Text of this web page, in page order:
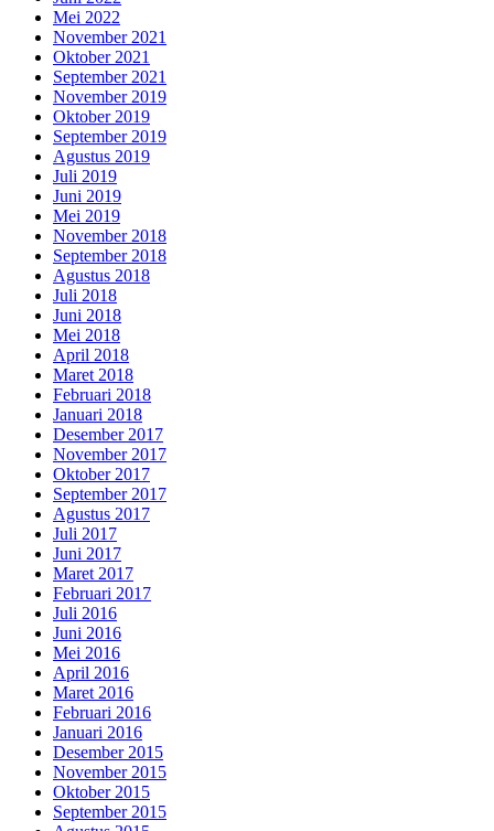
Mei 2022
November 2021
Oktober 2021
September 2021
November 2019
Oktober 2019
September 2019
Agustus 2019
Juli 2019
Juni 2019
Mei 2019
November 2018
September 2018
Agustus 2018
Juli 2018
Juni 2018
Mei 2018
April 2018
Maret 2018
Februari 2018
Januari 2018
Desember 2017
November 2017
Oktober 2017
September 2017
Agustus 2017
Juli 2017
Juni 2017
Maret 2017
Februari 2017
Juli 2016
Juni 2016
Mei 2016
April 2016
Maret 2016
Februari 2016
Januari 2016
Desember 2015
November 2015
Oktober 2015
September 2015